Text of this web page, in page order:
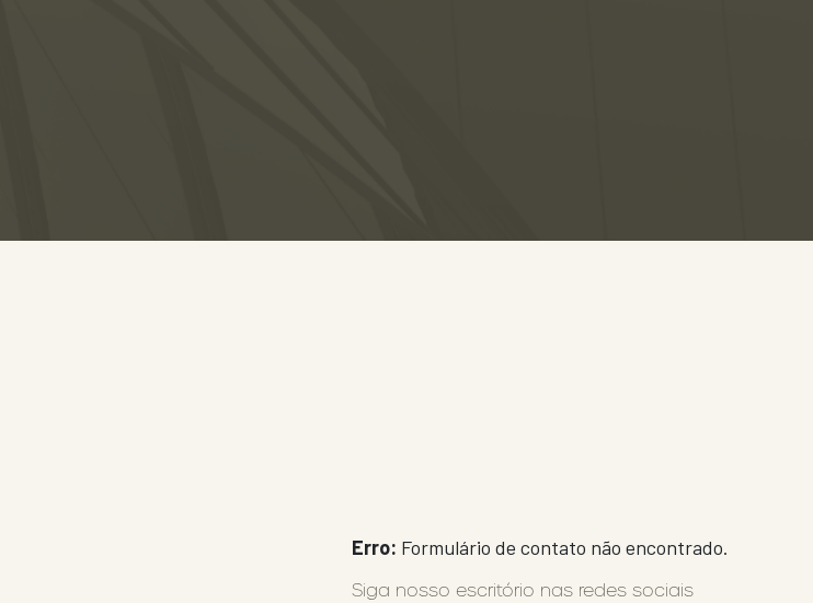
Erro: Formulário de contato não encontrado.
Siga nosso escritório nas redes sociais